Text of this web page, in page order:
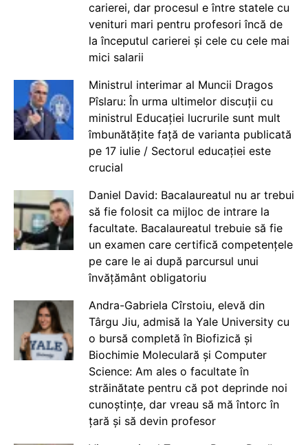
carierei, dar procesul e între statele cu
venituri mari pentru profesori încă de
la începutul carierei și cele cu cele mai
mici salarii
Ministrul interimar al Muncii Dragos
Pîslaru: În urma ultimelor discuții cu
ministrul Educației lucrurile sunt mult
îmbunătățite față de varianta publicată
pe 17 iulie / Sectorul educației este
crucial
Daniel David: Bacalaureatul nu ar trebui
să fie folosit ca mijloc de intrare la
facultate. Bacalaureatul trebuie să fie
un examen care certifică competențele
pe care le ai după parcursul unui
învățământ obligatoriu
Andra-Gabriela Cîrstoiu, elevă din
Târgu Jiu, admisă la Yale University cu
o bursă completă în Biofizică și
Biochimie Moleculară și Computer
Science: Am ales o facultate în
străinătate pentru că pot deprinde noi
cunoștințe, dar vreau să mă întorc în
țară și să devin profesor